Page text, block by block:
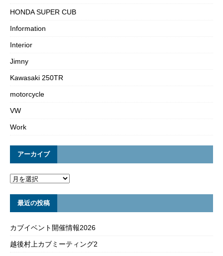
HONDA SUPER CUB
Information
Interior
Jimny
Kawasaki 250TR
motorcycle
VW
Work
アーカイブ
最近の投稿
カブイベント開催情報2026
越後村上カブミーティング2